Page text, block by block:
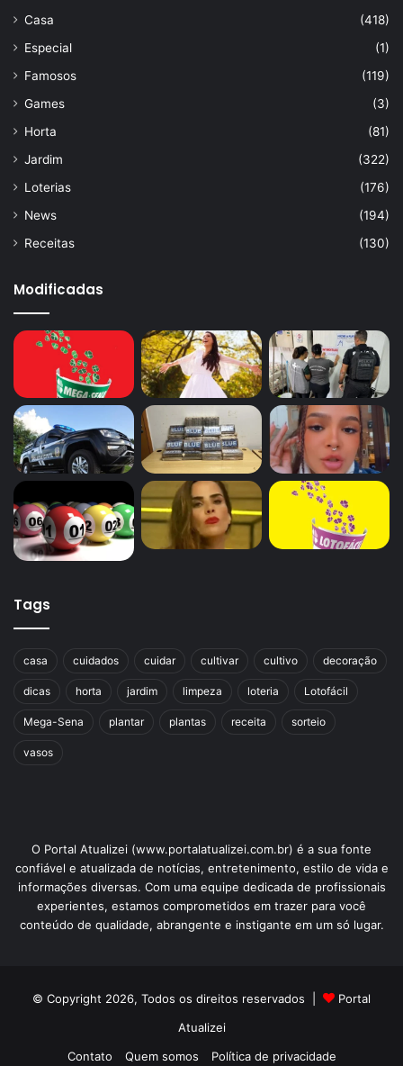
Casa
(418)
Especial
(1)
Famosos
(119)
Games
(3)
Horta
(81)
Jardim
(322)
Loterias
(176)
News
(194)
Receitas
(130)
Modificadas
Tags
casa cuidados cuidar cultivar cultivo decoração
dicas horta jardim limpeza loteria Lotofácil
Mega-Sena plantar plantas receita sorteio
vasos
O Portal Atualizei (www.portalatualizei.com.br) é a sua fonte
confiável e atualizada de notícias, entretenimento, estilo de vida e
informações diversas. Com uma equipe dedicada de profissionais
experientes, estamos comprometidos em trazer para você
conteúdo de qualidade, abrangente e instigante em um só lugar.
© Copyright 2026, Todos os direitos reservados |
Portal
Atualizei
Contato
Quem somos Política de privacidade